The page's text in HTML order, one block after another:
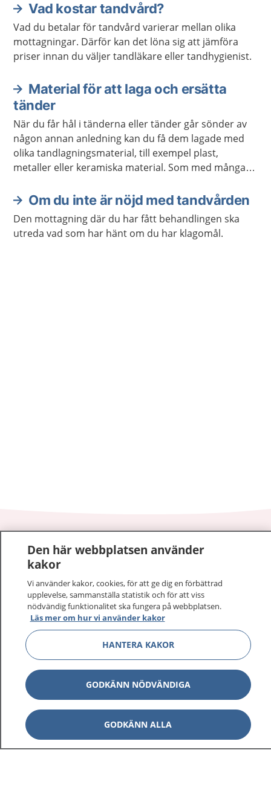
Vad kostar tandvård?
Vad du betalar för tandvård varierar mellan olika
mottagningar. Därför kan det löna sig att jämföra
priser innan du väljer tandläkare eller tandhygienist.
Material för att laga och ersätta
tänder
När du får hål i tänderna eller tänder går sönder av
någon annan anledning kan du få dem lagade med
olika tandlagningsmaterial, till exempel plast,
metaller eller keramiska material. Som med många
material ge allergiska reaktioner.
Om du inte är nöjd med tandvården
Den mottagning där du har fått behandlingen ska
utreda vad som har hänt om du har klagomål.
1177 – tryggt om din hälsa och vård
På 1177.se får du råd om hälsa och information om
sjukdomar och vilka mottagningar du kan kontakta.
Logga in för att läsa din journal och göra dina
vårdärenden. Ring telefonnummer 1177 för
sjukvårdsrådgivning dygnet runt.
1177 ger dig råd när du vill må bättre.
1177 på flera språk Visa
Visa
Den här webbplatsen använder
kakor
Vi använder kakor, cookies, för att ge dig en förbättrad
upplevelse, sammanställa statistik och för att viss
nödvändig funktionalitet ska fungera på webbplatsen.
Läs mer om hur vi använder kakor
HANTERA KAKOR
GODKÄNN NÖDVÄNDIGA
GODKÄNN ALLA